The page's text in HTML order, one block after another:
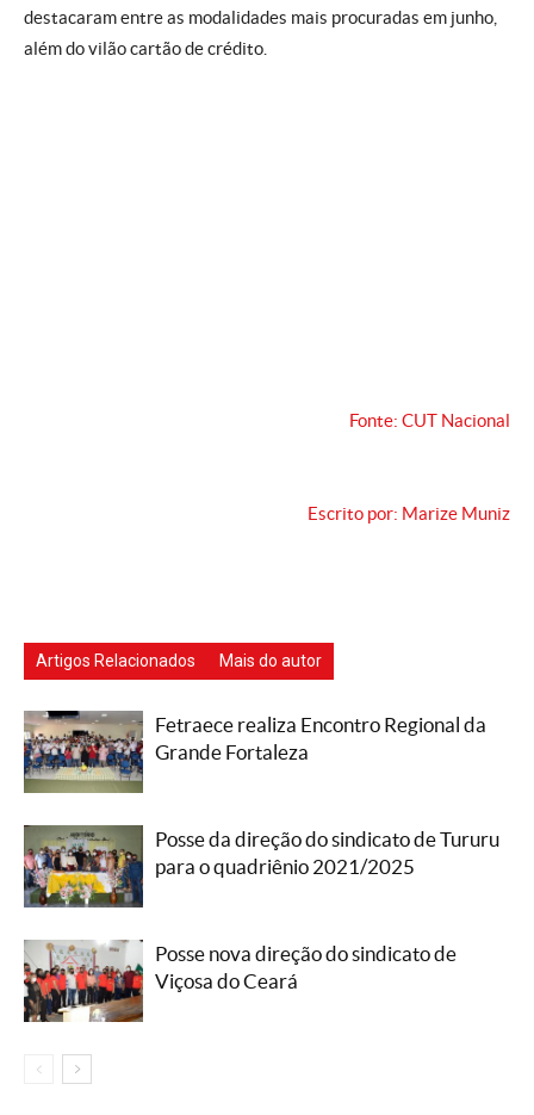
destacaram entre as modalidades mais procuradas em junho,
além do vilão cartão de crédito.
Fonte: CUT Nacional
Escrito por: Marize Muniz
Artigos Relacionados Mais do autor
Fetraece realiza Encontro Regional da
Grande Fortaleza
Posse da direção do sindicato de Tururu
para o quadriênio 2021/2025
Posse nova direção do sindicato de
Viçosa do Ceará